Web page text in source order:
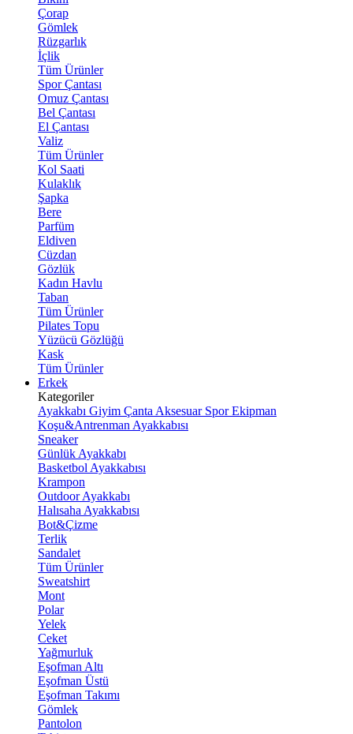
Çorap
Gömlek
Rüzgarlık
İçlik
Tüm Ürünler
Spor Çantası
Omuz Çantası
Bel Çantası
El Çantası
Valiz
Tüm Ürünler
Kol Saati
Kulaklık
Şapka
Bere
Parfüm
Eldiven
Cüzdan
Gözlük
Kadın Havlu
Taban
Tüm Ürünler
Pilates Topu
Yüzücü Gözlüğü
Kask
Tüm Ürünler
Erkek
Kategoriler
Ayakkabı Giyim Çanta Aksesuar Spor Ekipman
Koşu&Antrenman Ayakkabısı
Sneaker
Günlük Ayakkabı
Basketbol Ayakkabısı
Krampon
Outdoor Ayakkabı
Halısaha Ayakkabısı
Bot&Çizme
Terlik
Sandalet
Tüm Ürünler
Sweatshirt
Mont
Polar
Yelek
Ceket
Yağmurluk
Eşofman Altı
Eşofman Üstü
Eşofman Takımı
Gömlek
Pantolon